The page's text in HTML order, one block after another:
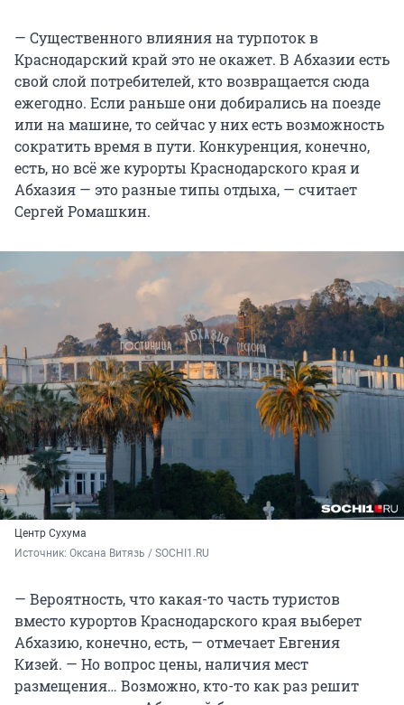
— Существенного влияния на турпоток в
Краснодарский край это не окажет. В Абхазии есть
свой слой потребителей, кто возвращается сюда
ежегодно. Если раньше они добирались на поезде
или на машине, то сейчас у них есть возможность
сократить время в пути. Конкуренция, конечно,
есть, но всё же курорты Краснодарского края и
Абхазия — это разные типы отдыха, — считает
Сергей Ромашкин.
Центр Сухума
Источник: Оксана Витязь / SOCHI1.RU
— Вероятность, что какая-то часть туристов
вместо курортов Краснодарского края выберет
Абхазию, конечно, есть, — отмечает Евгения
Кизей. — Но вопрос цены, наличия мест
размещения… Возможно, кто-то как раз решит